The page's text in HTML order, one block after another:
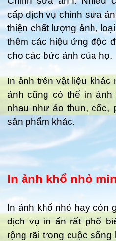
cấp dịch vụ chỉnh sửa
thiện chất lượng ảnh,
thêm các hiệu ứng độc
cho các bức ảnh của họ.
In ảnh trên vật liệu khác
ảnh cũng có thể in ảnh
nhau như áo thun, cốc,
sản phẩm khác.
In ảnh khổ nhỏ
In ảnh khổ nhỏ hay còn
dịch vụ in ấn rất phổ
rộng rãi trong cuộc sống